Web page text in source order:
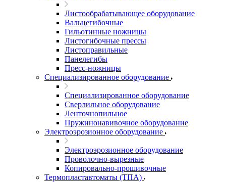
Листообрабатывающее оборудование
Вальцегибочные
Гильотинные ножницы
Листогибочные прессы
Листоправильные
Панелегибы
Пресс-ножницы
Специализированное оборудование
Специализированное оборудование
Сверлильное оборудование
Ленточнопильное
Пружинонавивочное оборудование
Электроэрозионное оборудование
Электроэрозионное оборудование
Проволочно-вырезные
Копировально-прошивочные
Термопластавтоматы (ТПА)